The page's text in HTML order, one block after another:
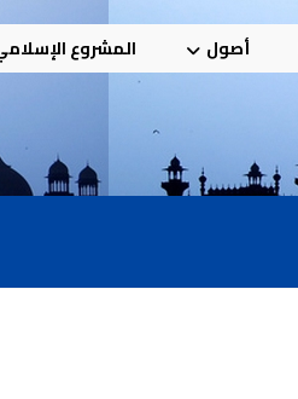
أصول المشروع